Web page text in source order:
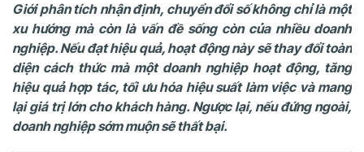
Giới phân tích nhận định, chuyển đổi số không chỉ là một
xu hướng mà còn là vấn đề sống còn của nhiều doanh
nghiệp. Nếu đạt hiệu quả, hoạt động này sẽ thay đổi toàn
diện cách thức mà một doanh nghiệp hoạt động, tăng
hiệu quả hợp tác, tối ưu hóa hiệu suất làm việc và mang
lại giá trị lớn cho khách hàng. Ngược lại, nếu đứng ngoài,
doanh nghiệp sớm muộn sẽ thất bại.